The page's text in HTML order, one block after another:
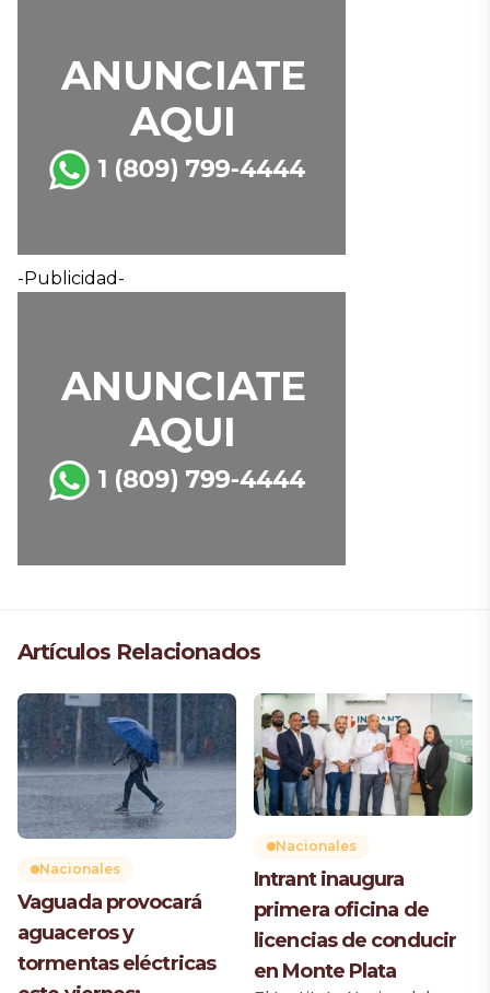
-Publicidad-
Artículos Relacionados
Nacionales
Vaguada provocará
aguaceros y
tormentas eléctricas
Nacionales
Intrant inaugura
primera oficina de
licencias de conducir
en Monte Plata